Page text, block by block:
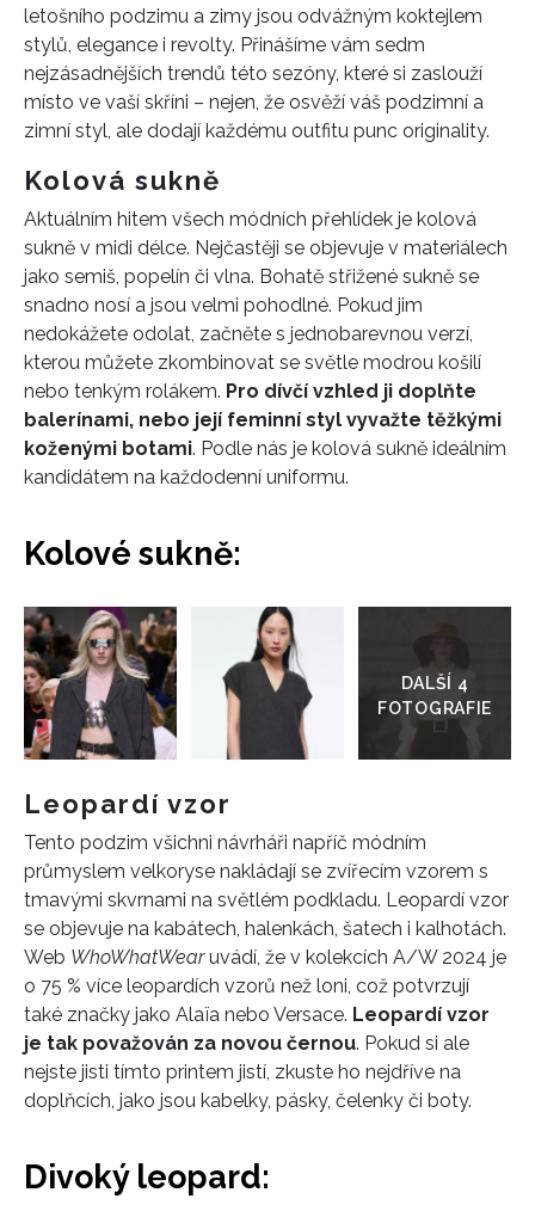
letošního podzimu a zimy jsou odvážným koktejlem
stylů, elegance i revolty. Přinášíme vám sedm
nejzásadnějších trendů této sezóny, které si zaslouží
místo ve vaší skříni – nejen, že osvěží váš podzimní a
zimní styl, ale dodají každému outfitu punc originality.
Kolová sukně
Aktuálním hitem všech módních přehlídek je kolová
sukně v midi délce. Nejčastěji se objevuje v materiálech
jako semiš, popelín či vlna. Bohatě střižené sukně se
snadno nosí a jsou velmi pohodlné. Pokud jim
nedokážete odolat, začněte s jednobarevnou verzí,
kterou můžete zkombinovat se světle modrou košilí
nebo tenkým rolákem. Pro dívčí vzhled ji doplňte
balerínami, nebo její feminní styl vyvažte těžkými
koženými botami. Podle nás je kolová sukně ideálním
kandidátem na každodenní uniformu.
Kolové sukně:
galerie
Leopardí vzor
Tento podzim všichni návrháři napříč módním
průmyslem velkoryse nakládají se zvířecím vzorem s
tmavými skvrnami na světlém podkladu. Leopardí vzor
se objevuje na kabátech, halenkách, šatech i kalhotách.
Web WhoWhatWearuvádí, že v kolekcích A/W 2024 je
o 75 % více leopardích vzorů než loni, což potvrzují
také značky jako Alaïa nebo Versace. Leopardí vzor
je tak považován za novou černou. Pokud si ale
nejste jisti tímto printem jistí, zkuste ho nejdříve na
doplňcích, jako jsou kabelky, pásky, čelenky či boty.
Divoký leopard: